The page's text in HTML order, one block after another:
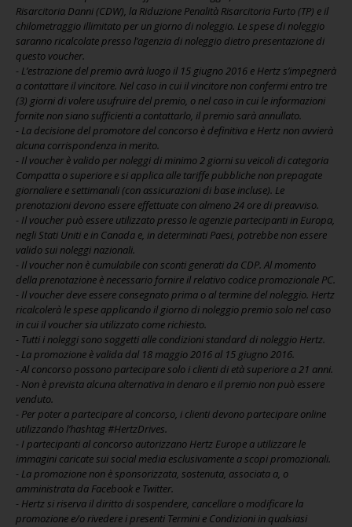
Risarcitoria Danni (CDW), la Riduzione Penalità Risarcitoria Furto (TP) e il
chilometraggio illimitato per un giorno di noleggio. Le spese di noleggio
saranno ricalcolate presso l’agenzia di noleggio dietro presentazione di
questo voucher.
- L’estrazione del premio avrà luogo il 15 giugno 2016 e Hertz s’impegnerà
a contattare il vincitore. Nel caso in cui il vincitore non confermi entro tre
(3) giorni di volere usufruire del premio, o nel caso in cui le informazioni
fornite non siano sufficienti a contattarlo, il premio sarà annullato.
- La decisione del promotore del concorso è definitiva e Hertz non avvierà
alcuna corrispondenza in merito.
- Il voucher è valido per noleggi di minimo 2 giorni su veicoli di categoria
Compatta o superiore e si applica alle tariffe pubbliche non prepagate
giornaliere e settimanali (con assicurazioni di base incluse). Le
prenotazioni devono essere effettuate con almeno 24 ore di preavviso.
- Il voucher può essere utilizzato presso le agenzie partecipanti in Europa,
negli Stati Uniti e in Canada e, in determinati Paesi, potrebbe non essere
valido sui noleggi nazionali.
- Il voucher non è cumulabile con sconti generati da CDP. Al momento
della prenotazione è necessario fornire il relativo codice promozionale PC.
- Il voucher deve essere consegnato prima o al termine del noleggio. Hertz
ricalcolerà le spese applicando il giorno di noleggio premio solo nel caso
in cui il voucher sia utilizzato come richiesto.
- Tutti i noleggi sono soggetti alle condizioni standard di noleggio Hertz.
- La promozione è valida dal 18 maggio 2016 al 15 giugno 2016.
- Al concorso possono partecipare solo i clienti di età superiore a 21 anni.
- Non è prevista alcuna alternativa in denaro e il premio non può essere
venduto.
- Per poter a partecipare al concorso, i clienti devono partecipare online
utilizzando l’hashtag #HertzDrives.
- I partecipanti al concorso autorizzano Hertz Europe a utilizzare le
immagini caricate sui social media esclusivamente a scopi promozionali.
- La promozione non è sponsorizzata, sostenuta, associata a, o
amministrata da Facebook e Twitter.
- Hertz si riserva il diritto di sospendere, cancellare o modificare la
promozione e/o rivedere i presenti Termini e Condizioni in qualsiasi